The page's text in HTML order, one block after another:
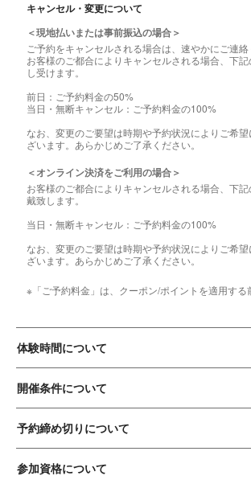
キャンセル・変更について
＜現地払いまたは事前振込の場合＞
ご予約をキャンセルされる場合は、速やかにご連絡
お客様のご都合によりキャンセルされる場合、下
し受けます。
前日：ご予約料金の50%
当日・無断キャンセル：ご予約料金の100%
なお、変更のご要望は時期や予約状況によりご希
ざいます。あらかじめご了承ください。
＜オンライン決済をご利用の場合＞
お客様のご都合によりキャンセルされる場合、下
戴致します。
当日・無断キャンセル：ご予約料金の100%
なお、変更のご要望は時期や予約状況によりご希
ざいます。あらかじめご了承ください。
※「ご予約料金」は、クーポン/ポイントを適用する
体験時間について
開催条件について
予約締め切りについて
参加資格について